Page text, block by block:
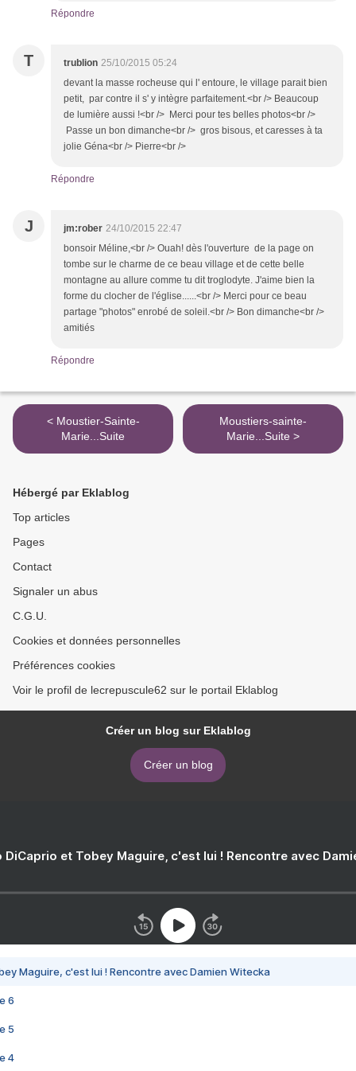
Répondre
T trublion 25/10/2015 05:24
devant la masse rocheuse qui l' entoure, le village parait bien
petit, par contre il s' y intègre parfaitement.<br /> Beaucoup
de lumière aussi !<br /> Merci pour tes belles photos<br />
Passe un bon dimanche<br /> gros bisous, et caresses à ta
jolie Géna<br /> Pierre<br />
Répondre
J jm:rober 24/10/2015 22:47
bonsoir Méline,<br /> Ouah! dès l'ouverture de la page on
tombe sur le charme de ce beau village et de cette belle
montagne au allure comme tu dit troglodyte. J'aime bien la
forme du clocher de l'église......<br /> Merci pour ce beau
partage "photos" enrobé de soleil.<br /> Bon dimanche<br />
amitiés
Répondre
< Moustier-Sainte-
Marie...Suite
Moustiers-sainte-
Marie...Suite >
Hébergé par Eklablog
Top articles
Pages
Contact
Signaler un abus
C.G.U.
Cookies et données personnelles
Préférences cookies
Voir le profil de lecrepuscule62 sur le portail Eklablog
Créer un blog sur Eklablog
Créer un blog
DiCaprio et Tobey Maguire, c'est lui ! Rencontre avec
Maguire, c'est lui ! Rencontre avec Damien Witecka
6
5
4